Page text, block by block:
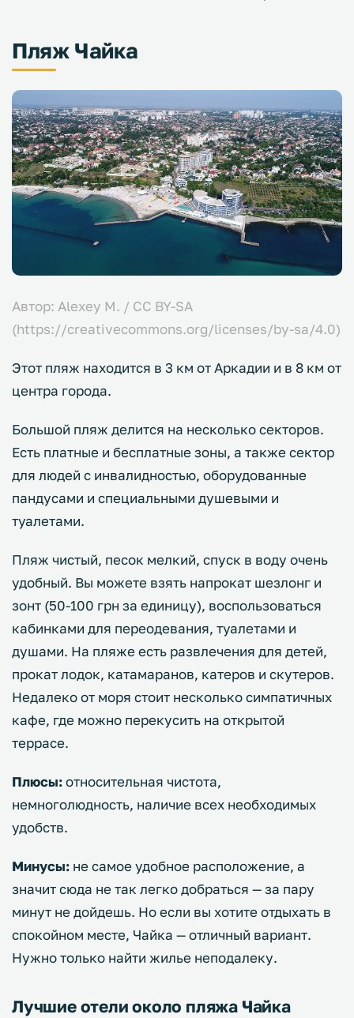
Пляж Чайка
Автор: Alexey M. / CC BY-SA
(https://creativecommons.org/licenses/by-sa/4.0)
Этот пляж находится в 3 км от Аркадии и в 8 км от
центра города.
Большой пляж делится на несколько секторов.
Есть платные и бесплатные зоны, а также сектор
для людей с инвалидностью, оборудованные
пандусами и специальными душевыми и
туалетами.
Пляж чистый, песок мелкий, спуск в воду очень
удобный. Вы можете взять напрокат шезлонг и
зонт (50-100 грн за единицу), воспользоваться
кабинками для переодевания, туалетами и
душами. На пляже есть развлечения для детей,
прокат лодок, катамаранов, катеров и скутеров.
Недалеко от моря стоит несколько симпатичных
кафе, где можно перекусить на открытой
террасе.
Плюсы:относительная чистота,
немноголюдность, наличие всех необходимых
удобств.
Минусы: не самое удобное расположение, а
значит сюда не так легко добраться — за пару
минут не дойдешь. Но если вы хотите отдыхать в
спокойном месте, Чайка — отличный вариант.
Нужно только найти жилье неподалеку.
Лучшие отели около пляжа Чайка